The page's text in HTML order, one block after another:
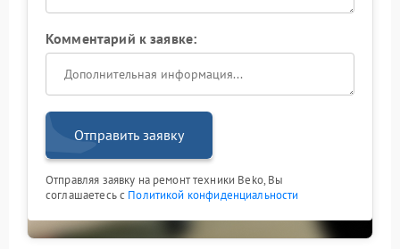
Комментарий к заявке:
Отправить заявку
Отправляя заявку на ремонт техники Beko, Вы
соглашаетесь с Политикой конфиденциальности